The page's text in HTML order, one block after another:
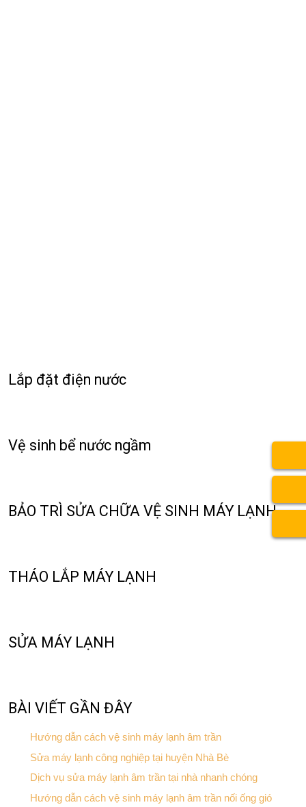
Lắp đặt điện nước
Vệ sinh bể nước ngầm
BẢO TRÌ SỬA CHỮA VỆ SINH MÁY LẠNH
THÁO LẮP MÁY LẠNH
SỬA MÁY LẠNH
BÀI VIẾT GẦN ĐÂY
Hướng dẫn cách vệ sinh máy lạnh âm trần
Sửa máy lạnh công nghiệp tại huyện Nhà Bè
Dịch vụ sửa máy lạnh âm trần tại nhà nhanh chóng
Hướng dẫn cách vệ sinh máy lạnh âm trần nối ống gió